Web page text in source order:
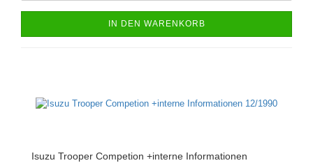
IN DEN WARENKORB
Isuzu Trooper Competion +interne Informationen